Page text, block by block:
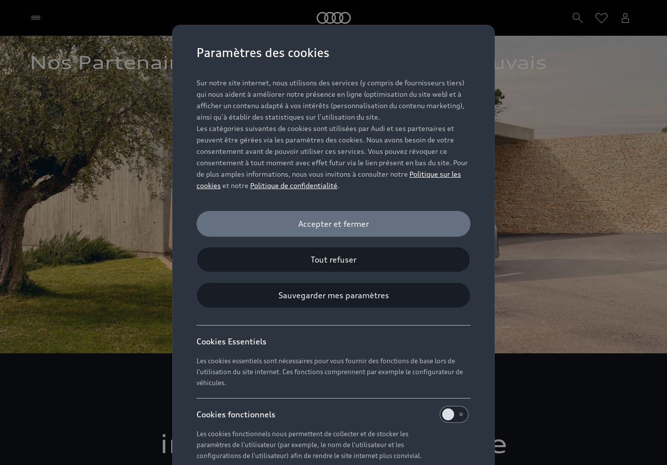
Sélectionner un Partenaire
Nos Partenaires Audi, la concession de Beauvais
Retrouvez toutes les
informations sur votre
Paramètres des cookies
Sur notre site internet, nous utilisons des services (y compris de fournisseurs tiers)
qui nous aident à améliorer notre présence en ligne (optimisation du site web) et à
afficher un contenu adapté à vos intérêts (personnalisation du contenu marketing),
ainsi qu’à établir des statistiques sur l’utilisation du site.
Les catégories suivantes de cookies sont utilisées par Audi et ses partenaires et
peuvent être gérées via les paramètres des cookies. Nous avons besoin de votre
consentement avant de pouvoir utiliser ces services. Vous pouvez révoquer ce
consentement à tout moment avec effet futur via le lien présent en bas du site. Pour
de plus amples informations, nous vous invitons à consulter notre Politique sur les
cookies et notre Politique de confidentialité.
Accepter et fermer
Tout refuser
Sauvegarder mes paramètres
Cookies Essentiels
Les cookies essentiels sont nécessaires pour vous fournir des fonctions de base lors de
l'utilisation du site internet. Ces fonctions comprennent par exemple le configurateur de
véhicules.
Cookies fonctionnels
Les cookies fonctionnels nous permettent de collecter et de stocker les
paramètres de l'utilisateur (par exemple, le nom de l'utilisateur et les
configurations de l'utilisateur) afin de rendre le site internet plus convivial.